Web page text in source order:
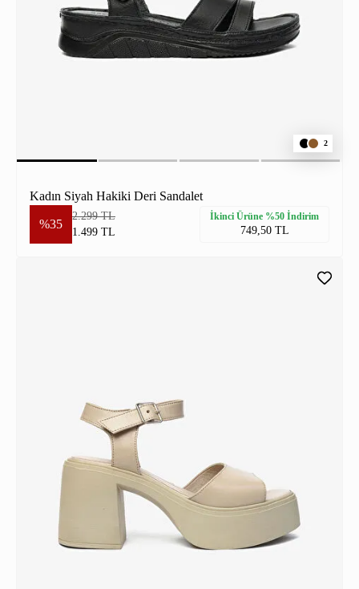
2
Kadın Siyah Hakiki Deri Sandalet
%35
2.299 TL
1.499 TL
İkinci Ürüne %50 İndirim
749,50 TL